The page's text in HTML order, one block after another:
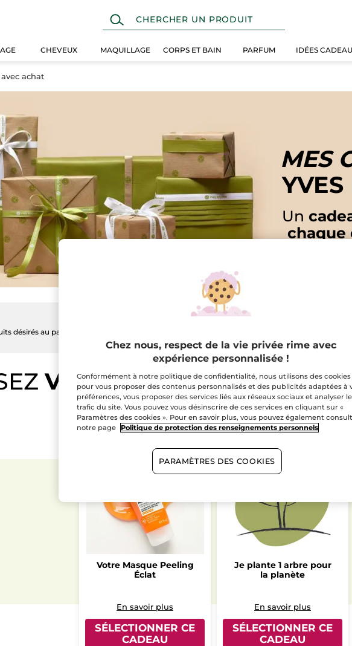
CHEVEUX MAQUILLAGE CORPS ET BAIN PARFUM IDÉES
achat
MES
YVES
Un
chaque
désirés au panier
ÉTAPE 2
cette page ou dans mon panier
VOTRE CADEAUDÈS70$
Votre Masque Peeling
Éclat
En savoir plus
SÉLECTIONNER CE
CADEAU
Je plante 1 arbre pour
la planète
En savoir plus
SÉLECTIONNER CE
CADEAU
Chez nous, respect de la vie privée rime avec
expérience personnalisée !
Conformément à notre politique de confidentialité, nous utilisons des cookies
pour vous proposer des contenus personnalisés et des publicités adaptées à
préférences, vous proposer des services liés aux réseaux sociaux et analyser le
trafic du site. Vous pouvez vous désinscrire de ces services en cliquant sur «
Paramètres des cookies ». Pour en savoir plus, vous pouvez également
notre page
Politique de protection des renseignements personnels
PARAMÈTRES DES COOKIES